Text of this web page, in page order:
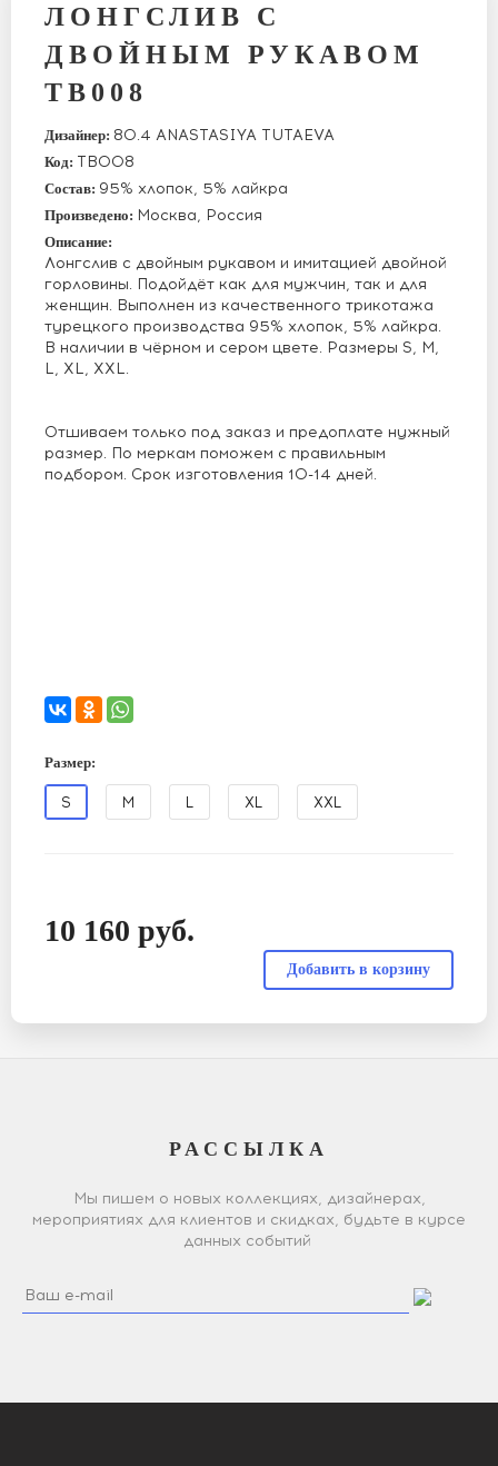
ЛОНГСЛИВ С
ДВОЙНЫМ РУКАВОМ
ТВ008
Дизайнер: 80.4 ANASTASIYA TUTAEVA
Код: ТВ008
Состав: 95% хлопок, 5% лайкра
Произведено: Москва, Россия
Описание:
Лонгслив с двойным рукавом и имитацией двойной
горловины. Подойдёт как для мужчин, так и для
женщин. Выполнен из качественного трикотажа
турецкого производства 95% хлопок, 5% лайкра.
В наличии в чёрном и сером цвете. Размеры S, M,
L, XL, XXL.
Отшиваем только под заказ и предоплате нужный
размер. По меркам поможем с правильным
подбором. Срок изготовления 10-14 дней.
Размер:
S M XL XXL
10 160 руб.
РАССЫЛКА
Мы пишем о новых коллекциях, дизайнерах,
мероприятиях для клиентов и скидках, будьте в курсе
данных событий